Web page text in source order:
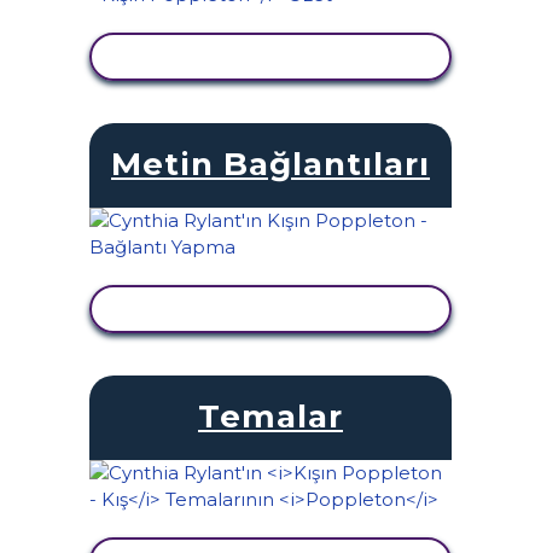
Metin Bağlantıları
Temalar